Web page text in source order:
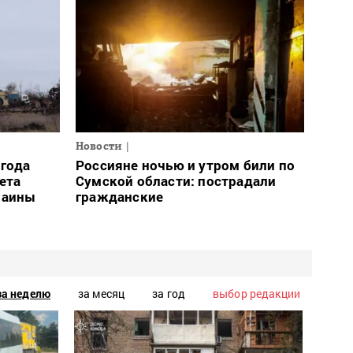
Новости
Россияне ночью и утром били по
Сумской области: пострадали
гражданские
неделю за месяц за год выбор редакции